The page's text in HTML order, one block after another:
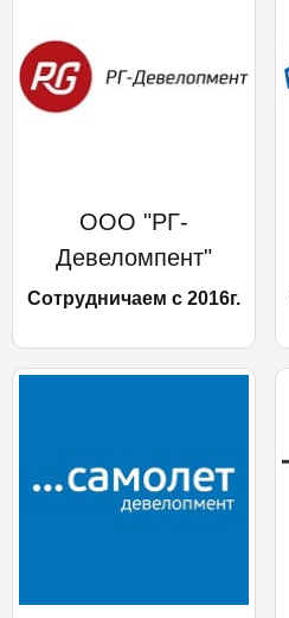
ООО "РГ-
Девеломпент"
Сотрудничаем с 2016г.